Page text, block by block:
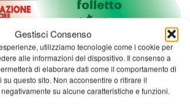
Gestisci Consenso
utilizziamo tecnologie come i cookie per
alle informazioni del dispositivo. Il consenso a
di elaborare dati come il comportamento di
questo sito. Non acconsentire o ritirare il
su alcune caratteristiche e funzioni.